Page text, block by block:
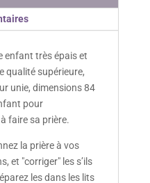
enfant très épais et
qualité supérieure,
unie, dimensions 84
pour
faire sa prière.
la prière à vos
et "corriger" les s’ils
les dans les lits